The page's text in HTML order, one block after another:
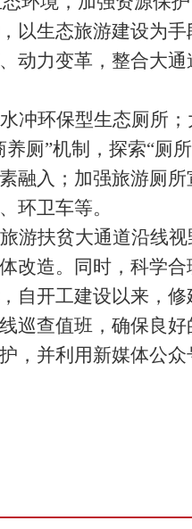
以生态旅游建设为手
动力变革，整合大
冲环保型生态厕所
厕”机制，探索“厕
融入；加强旅游厕
环卫车等。
游扶贫大通道沿线
改造。同时，科学
自开工建设以来，
巡查值班，确保良
，并利用新媒体公众